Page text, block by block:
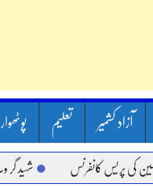
آزاد کشمیر تعلیم
شہید گر وپ کیپٹنعاصم